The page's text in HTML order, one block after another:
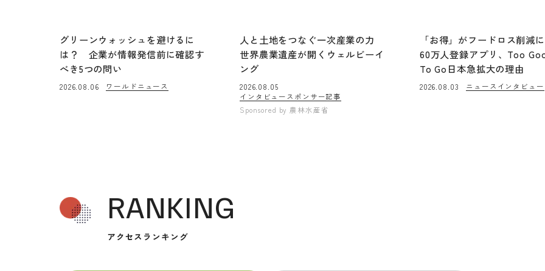
グリーンウォッシュを避けるに
は？ 企業が情報発信前に確認す
べき5つの問い
2026.08.06 ワールドニュース
人と土地をつなぐ一次産業の力
世界農業遺産が開くウェルビーイ
ング
2026.08.05
インタビュースポンサー記事
Sponsored by農林水産省
「お得」がフードロス削
60万人登録アプリ、Too
To Go日本急拡大の理由
2026.08.03 ニュース インタビュー
RANKING
アクセスランキング